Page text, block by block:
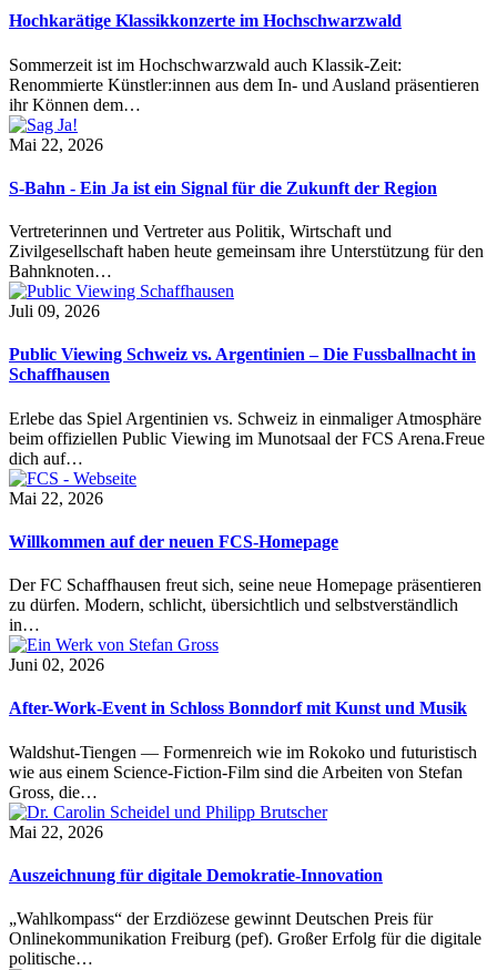
Hochkarätige Klassikkonzerte im Hochschwarzwald
Sommerzeit ist im Hochschwarzwald auch Klassik-Zeit:
Renommierte Künstler:innen aus dem In- und Ausland präsentieren
ihr Können dem…
Mai 22, 2026
S-Bahn - Ein Ja ist ein Signal für die Zukunft der Region
Vertreterinnen und Vertreter aus Politik, Wirtschaft und
Zivilgesellschaft haben heute gemeinsam ihre Unterstützung für den
Bahnknoten…
Juli 09, 2026
Public Viewing Schweiz vs. Argentinien – Die Fussballnacht in
Schaffhausen
Erlebe das Spiel Argentinien vs. Schweiz in einmaliger Atmosphäre
beim offiziellen Public Viewing im Munotsaal der FCS Arena.Freue
dich auf…
Mai 22, 2026
Willkommen auf der neuen FCS-Homepage
Der FC Schaffhausen freut sich, seine neue Homepage präsentieren
zu dürfen. Modern, schlicht, übersichtlich und selbstverständlich
in…
Juni 02, 2026
After-Work-Event in Schloss Bonndorf mit Kunst und Musik
Waldshut-Tiengen — Formenreich wie im Rokoko und futuristisch
wie aus einem Science-Fiction-Film sind die Arbeiten von Stefan
Gross, die…
Mai 22, 2026
Auszeichnung für digitale Demokratie-Innovation
„Wahlkompass“ der Erzdiözese gewinnt Deutschen Preis für
Onlinekommunikation Freiburg (pef). Großer Erfolg für die digitale
politische…